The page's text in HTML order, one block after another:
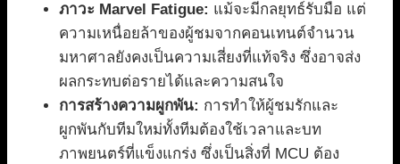
ภาวะ Marvel Fatigue: แม้จะมีกลยุทธ์รับมือ แต่
ความเหนื่อยล้าของผู้ชมจากคอนเทนต์จำนวน
มหาศาลยังคงเป็นความเสี่ยงที่แท้จริง ซึ่งอาจส่ง
ผลกระทบต่อรายได้และความสนใจ
การสร้างความผูกพัน: การทำให้ผู้ชมรักและ
ผูกพันกับทีมใหม่ทั้งทีมต้องใช้เวลาและบท
ภาพยนตร์ที่แข็งแกร่ง ซึ่งเป็นสิ่งที่ MCU ต้อง